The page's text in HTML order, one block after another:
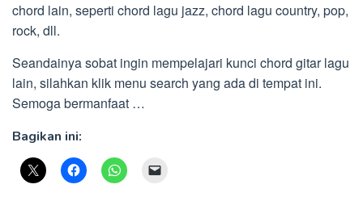
chord lain, seperti chord lagu jazz, chord lagu country, pop,
rock, dll.
Seandainya sobat ingin mempelajari kunci chord gitar lagu
lain, silahkan klik menu search yang ada di tempat ini.
Semoga bermanfaat …
Bagikan ini: